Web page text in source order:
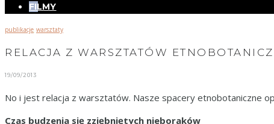
FILMY
publikacje warsztaty
RELACJA Z WARSZTATÓW
19/09/2013
No i jest relacja z warsztatów. Nasze spacery etnobotaniczne
Czas budzenia się zziębniętych nieboraków